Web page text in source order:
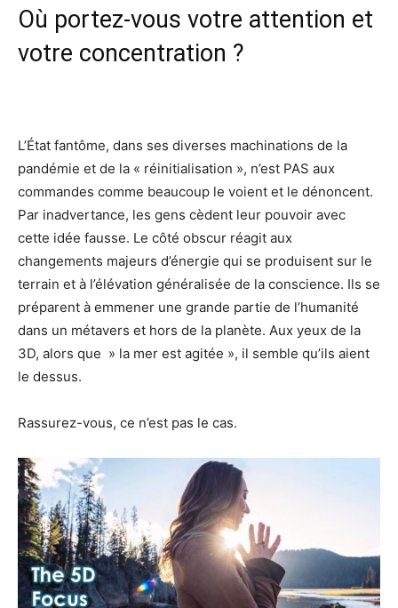
Où portez-vous votre attention et
votre concentration ?
L’État fantôme, dans ses diverses machinations de la
pandémie et de la « réinitialisation », n’est PAS aux
commandes comme beaucoup le voient et le dénoncent.
Par inadvertance, les gens cèdent leur pouvoir avec
cette idée fausse. Le côté obscur réagit aux
changements majeurs d’énergie qui se produisent sur le
terrain et à l’élévation généralisée de la conscience. Ils se
préparent à emmener une grande partie de l’humanité
dans un métavers et hors de la planète. Aux yeux de la
3D, alors que » la mer est agitée », il semble qu’ils aient
le dessus.
Rassurez-vous, ce n’est pas le cas.